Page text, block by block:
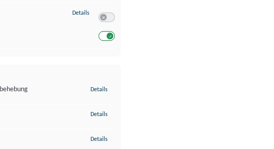
Details zu Entwicklung und Verbesserung der Angebote
Details
Details
Details